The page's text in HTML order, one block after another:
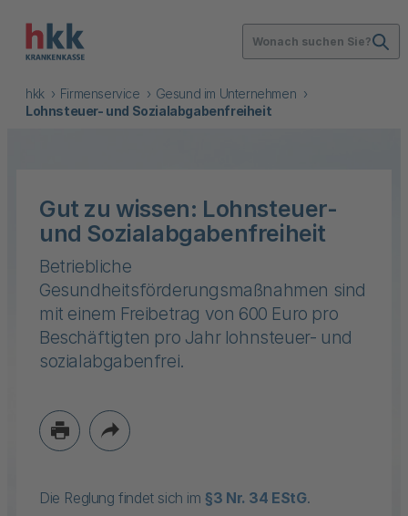
Wonach suchen Sie?
hkk Firmenservice
Gesund im Unternehmen
Lohnsteuer- und Sozialabgabenfreiheit
Gut zu wissen: Lohnsteuer-
und Sozialabgabenfreiheit
Betriebliche
Gesundheitsförderungsmaßnahmen sind
mit einem Freibetrag von 600 Euro pro
Beschäftigten pro Jahr lohnsteuer- und
sozialabgabenfrei.
Die Reglung findet sich im§3 Nr. 34 EStG.